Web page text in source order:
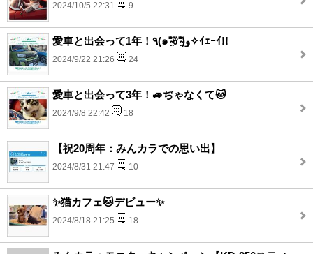
2024/10/5 22:31 9
愛車と出会って1年！٩(๑⁼̴̤̆ꈊ⁼̴̤̆)و✧ｲｪｰｲ!!
2024/9/22 21:26 24
愛車と出会って3年！🚙ぢゃなくて🐱
2024/9/8 22:42 18
【祝20周年：みんカラでの思い出】
2024/8/31 21:47 10
✨猫カフェ🐱デビュー✨
2024/8/18 21:25 18